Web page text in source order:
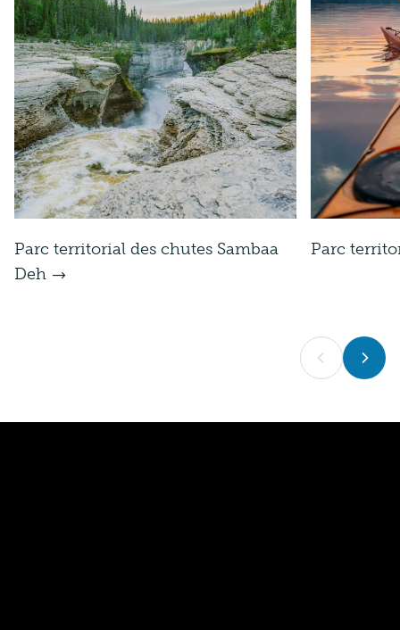
Parc territorial des chutes Sambaa
Deh
Parc